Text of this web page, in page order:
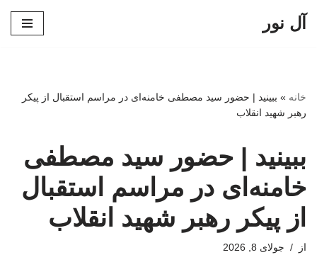
آل نور
خانه » ببینید | حضور سید مصطفی خامنه‌ای در مراسم استقبال از پیکر
رهبر شهید انقلاب
ببینید | حضور سید مصطفی
خامنه‌ای در مراسم استقبال
از پیکر رهبر شهید انقلاب
از جولای 8, 2026